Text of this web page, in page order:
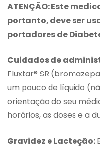
ATENÇÃO: Este
portanto, deve ser
portadores de
Cuidados de
Fluxtar® SR
um pouco de líquido
orientação do seu
horários, as doses e a
Gravidez e Lacteção: